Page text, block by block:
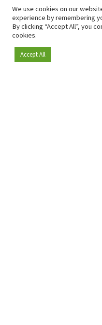
We use cookies on our
experience by remembering
By clicking “Accept All”, you
cookies.
Accept All